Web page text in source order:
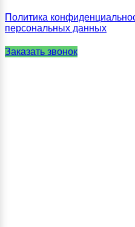
Политика
персональных данных
Заказать звонок